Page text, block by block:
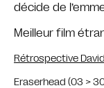
décide de
Meilleur film
Rétrospective
Eraserhead (03 >